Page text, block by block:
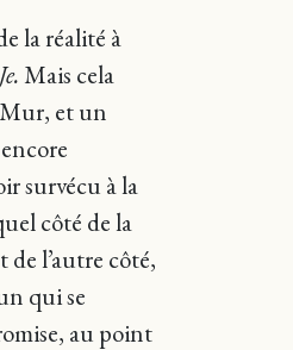
la réalité à
Mais cela
et un
survécu à la
côté de la
l’autre côté,
qui se
au point